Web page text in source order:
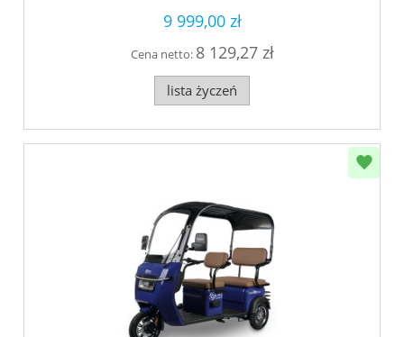
9 999,00 zł
Cena netto: 8 129,27 zł
lista życzeń